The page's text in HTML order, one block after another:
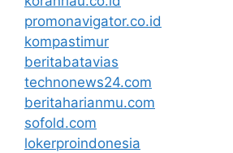
promonavigator.co.id
kompastimur
beritabatavias
technonews24.com
beritaharianmu.com
sofold.com
lokerproindonesia